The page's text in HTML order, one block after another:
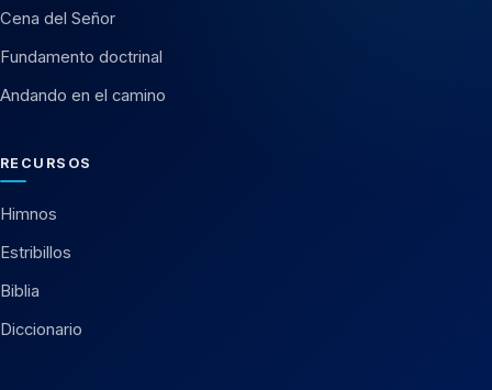
Cena del Señor
Fundamento doctrinal
Andando en el camino
RECURSOS
Himnos
Estribillos
Biblia
Diccionario